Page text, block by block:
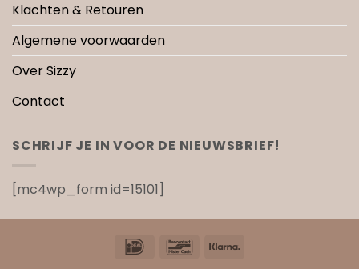
Klachten & Retouren
Algemene voorwaarden
Over Sizzy
Contact
SCHRIJF JE IN VOOR DE NIEUWSBRIEF!
[mc4wp_form id=15101]
IDeal Bancontact